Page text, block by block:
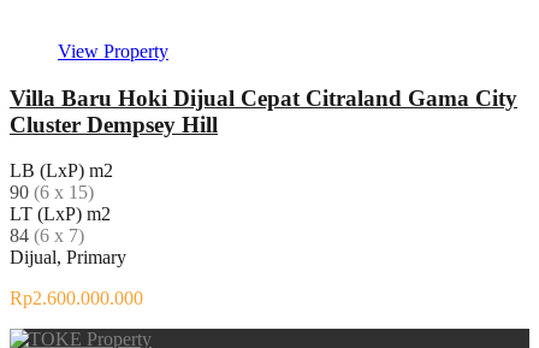
View Property
Villa Baru Hoki Dijual Cepat Citraland Gama City
Cluster Dempsey Hill
LB (LxP) m2
90 (6 x 15)
LT (LxP) m2
84 (6 x 7)
Dijual, Primary
Rp2.600.000.000